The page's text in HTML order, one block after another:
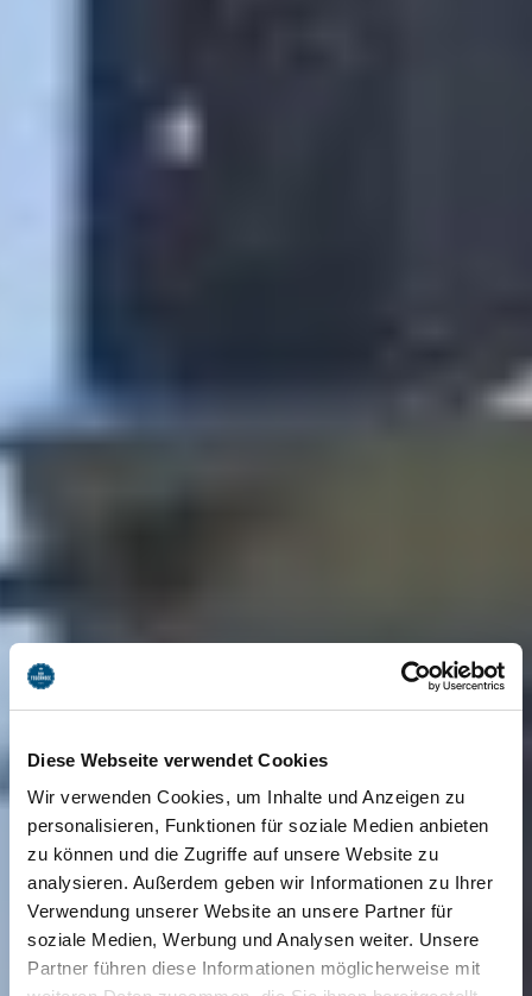
Diese Webseite verwendet Cookies
Wir verwenden Cookies, um Inhalte und Anzeigen zu
personalisieren, Funktionen für soziale Medien anbieten
zu können und die Zugriffe auf unsere Website zu
analysieren. Außerdem geben wir Informationen zu Ihrer
Verwendung unserer Website an unsere Partner für
soziale Medien, Werbung und Analysen weiter. Unsere
Partner führen diese Informationen möglicherweise mit